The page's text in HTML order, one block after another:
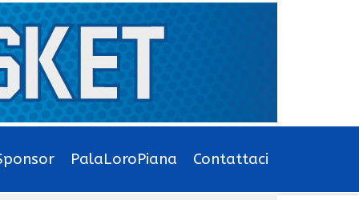
PalaLoroPiana Contattaci